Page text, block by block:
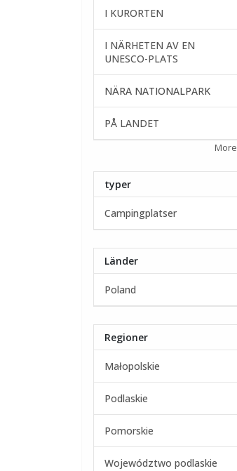
I KURORTEN
I NÄRHETEN AV EN
UNESCO-PLATS
NÄRA NATIONALPARK
PÅ LANDET
More
typer
Campingplatser
Länder
Poland
Regioner
Małopolskie
Podlaskie
Pomorskie
Województwo podlaskie